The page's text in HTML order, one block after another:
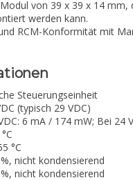
von 39 x 39 x 14 mm,
werden kann.
RCM-Konformität mit
Steuerungseinheit
(typisch 29 VDC)
6 mA / 174 mW; Bei 24
°C
nicht kondensierend
nicht kondensierend